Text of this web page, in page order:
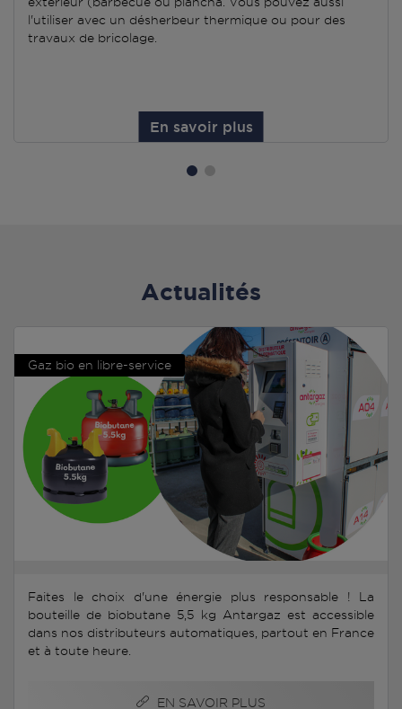
l'utiliser avec un désherbeur thermique ou pour des
travaux de bricolage.
En savoir plus
Actualités
Gaz bio en libre-service
Faites le choix d'une énergie plus responsable ! La
bouteille de biobutane 5,5 kg Antargaz est accessible
dans nos distributeurs automatiques, partout en France
et à toute heure.
EN SAVOIR PLUS